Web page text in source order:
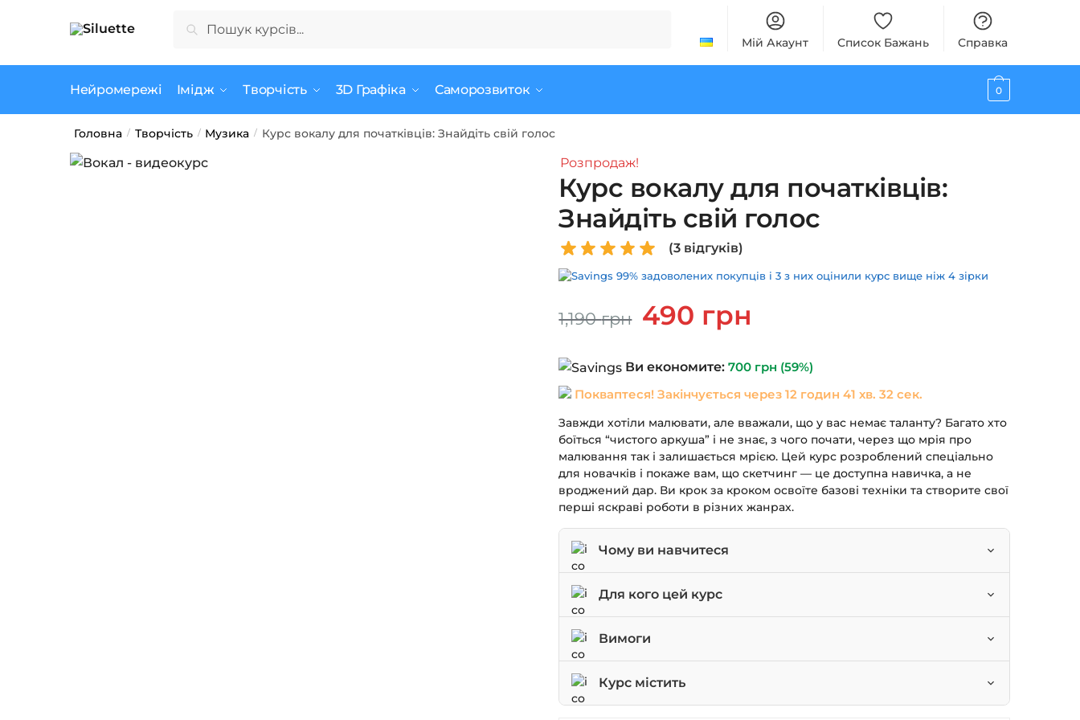
Шукати
Мій Акаунт Список Бажань Справка
Нейромережі Імідж Творчість 3D Графіка Саморозвиток 0
Головна / Творчість / Музика / Курс вокалу для початківців: Знайдіть свій голос
Розпродаж!
Курс вокалу для початківців:
Знайдіть свій голос
(3 відгуків)
99% задоволених покупців і 3 з них оцінили курс вище ніж 4 зірки
1,190грн
Оригінальна
ціна:
490 грн
Ви економите:700 грн (59%)
Покваптеся! Закінчується через12 годин 41 хв. 32 сек.
Завжди хотіли малювати, але вважали, що у вас немає таланту? Багато хто
боїться “чистого аркуша” і не знає, з чого почати, через що мрія про
малювання так і залишається мрією. Цей курс розроблений спеціально
для новачків і покаже вам, що скетчинг — це доступна навичка, а не
вроджений дар. Ви крок за кроком освоїте базові техніки та створите свої
перші яскраві роботи в різних жанрах.
Чому ви навчитеся
Основам малювання: штрихування, світлотінь, передача об’єму та
Малювати в популярних жанрах: food-скетчинг, ботанічна
Створювати fashion-портрети та стильні образи (fashion-look).
Розуміти основи перспективи для створення архітектурних
Для кого цей курс
Новачки, які ніколи раніше не малювали.
Творчі люди, які хочуть освоїти новий вид мистецтва.
Всі, хто хоче навчитися швидко фіксувати ідеї та враження на
папері.
Вимоги
Велике бажання навчитися малювати.
Базові матеріали: папір, маркери або кольорові олівці.
Курс містить